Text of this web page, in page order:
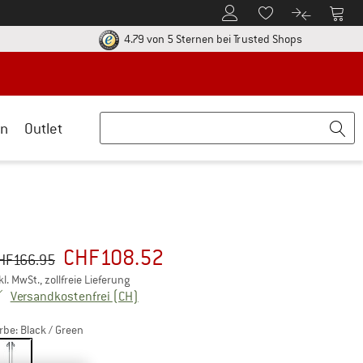
Zum KundenkontoZum Merkzettel.
Zum Zum
hier zu den Rückgabe-Richtlinien Öffnet sich in einer Infobox
4.79 von 5 Sternen bei Trusted ShopsFinde alle
Outlet
Preis :
166.95 CHF108.52
MwSt., zollfreie Lieferung
Versandkostenfrei (CH)
Black / Green